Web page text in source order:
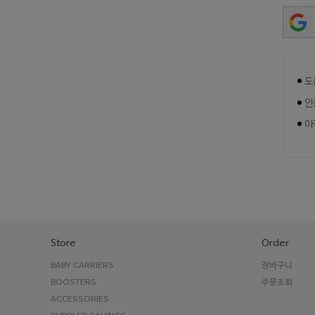
도
Store
BABY CARRIERS
BOOSTERS
ACCESSORIES
Order
장바구니
주문조회